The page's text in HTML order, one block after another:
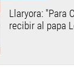
Llaryora: "Para
recibir al papa